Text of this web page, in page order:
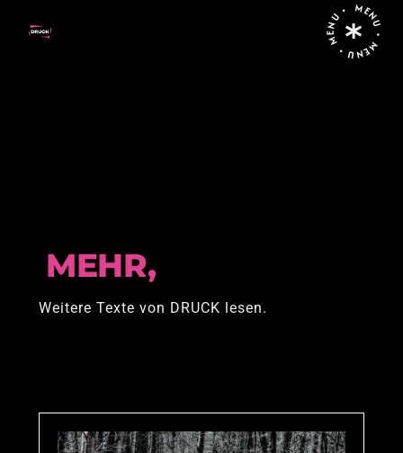
MENU • MENU • MENU •
MEHR,
Weitere Texte von DRUCK lesen.